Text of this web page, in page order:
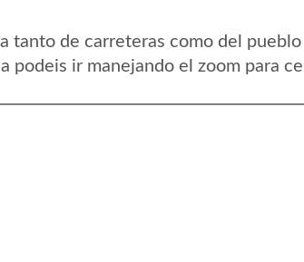
tanto de carreteras como del pueblo
podeis ir manejando el zoom para